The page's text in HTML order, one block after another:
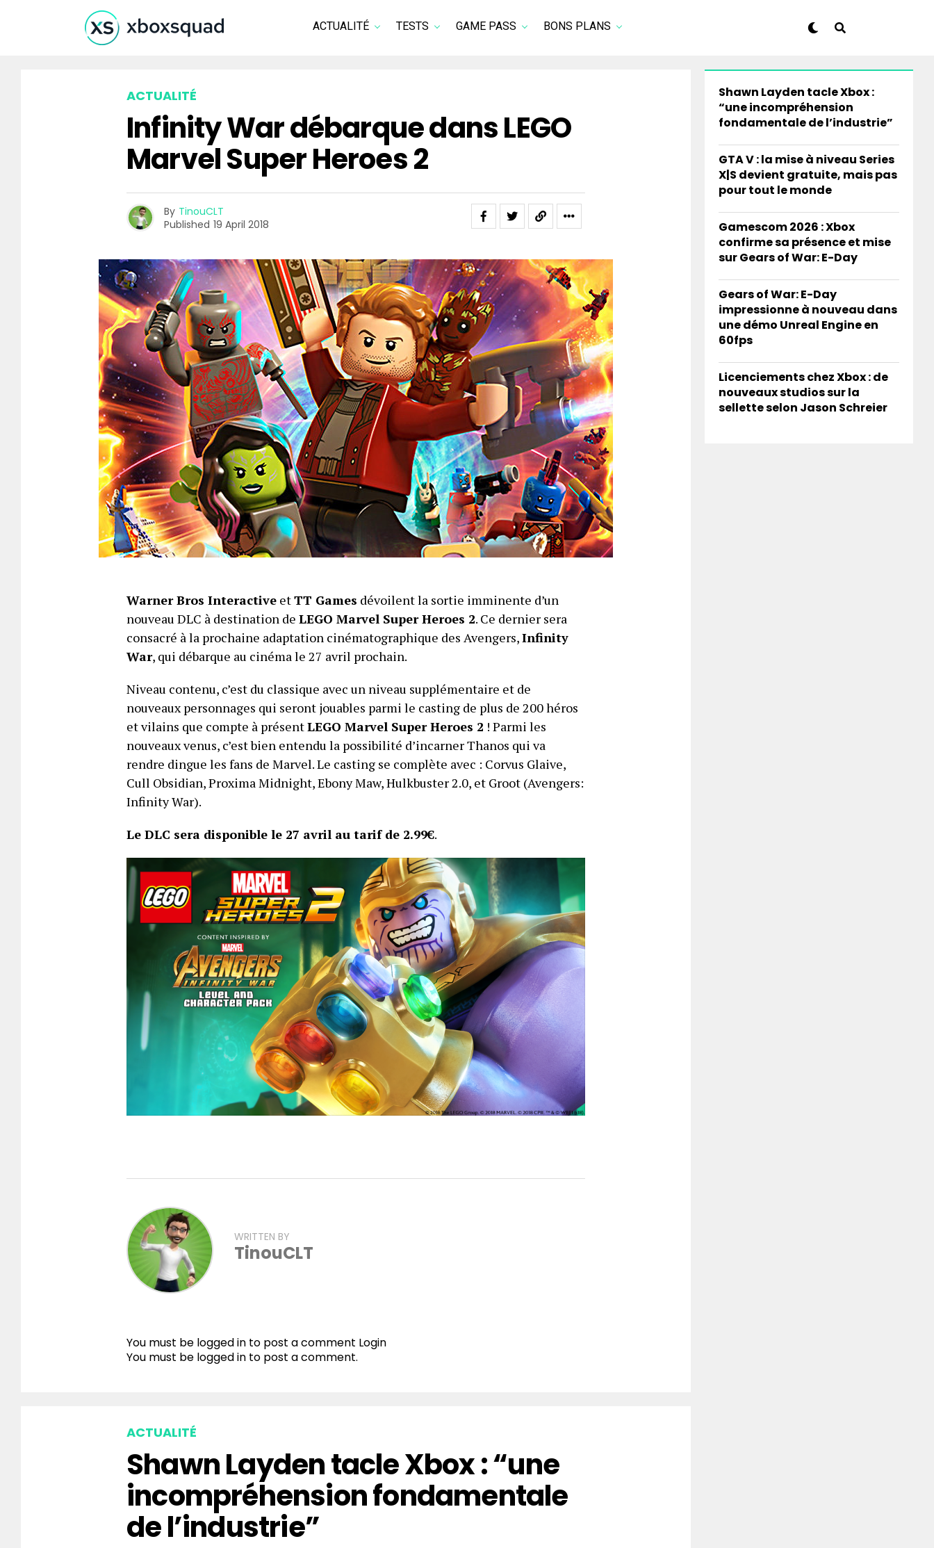
ACTUALITÉ TESTS GAME PASS BONS PLANS
ACTUALITÉ
Infinity War débarque dans LEGO
Marvel Super Heroes 2
By TinouCLT
Published 19 April 2018
Warner Bros Interactive etTT Games dévoilent la sortie imminente d’un
nouveau DLC à destination de LEGO Marvel Super Heroes 2. Ce dernier sera
consacré à la prochaine adaptation cinématographique des Avengers,Infinity
War, qui débarque au cinéma le 27 avril prochain.
Niveau contenu, c’est du classique avec un niveau supplémentaire et de
nouveaux personnages qui seront jouables parmi le casting de plus de 200 héros
et vilains que compte à présentLEGO Marvel Super Heroes 2 ! Parmi les
nouveaux venus, c’est bien entendu la possibilité d’incarner Thanos qui va
rendre dingue les fans de Marvel. Le casting se complète avec : Corvus Glaive,
Cull Obsidian, Proxima Midnight, Ebony Maw, Hulkbuster 2.0, et Groot (Avengers:
Infinity War).
Le DLC sera disponible le 27 avril au tarif de 2.99€.
WRITTEN BY
TinouCLT
You must be logged in to post a comment Login
You must be logged in to post a comment.
ACTUALITÉ
Shawn Layden tacle Xbox : “une
incompréhension fondamentale
de l’industrie”
Shawn Layden tacle Xbox :
“une incompréhension
fondamentale de l’industrie”
GTA V : la mise à niveau Series
X|S devient gratuite, mais pas
pour tout le monde
Gamescom 2026 : Xbox
confirme sa présence et mise
sur Gears of War: E-Day
Gears of War: E-Day
impressionne à nouveau dans
une démo Unreal Engine en
60fps
Licenciements chez Xbox : de
nouveaux studios sur la
sellette selon Jason Schreier